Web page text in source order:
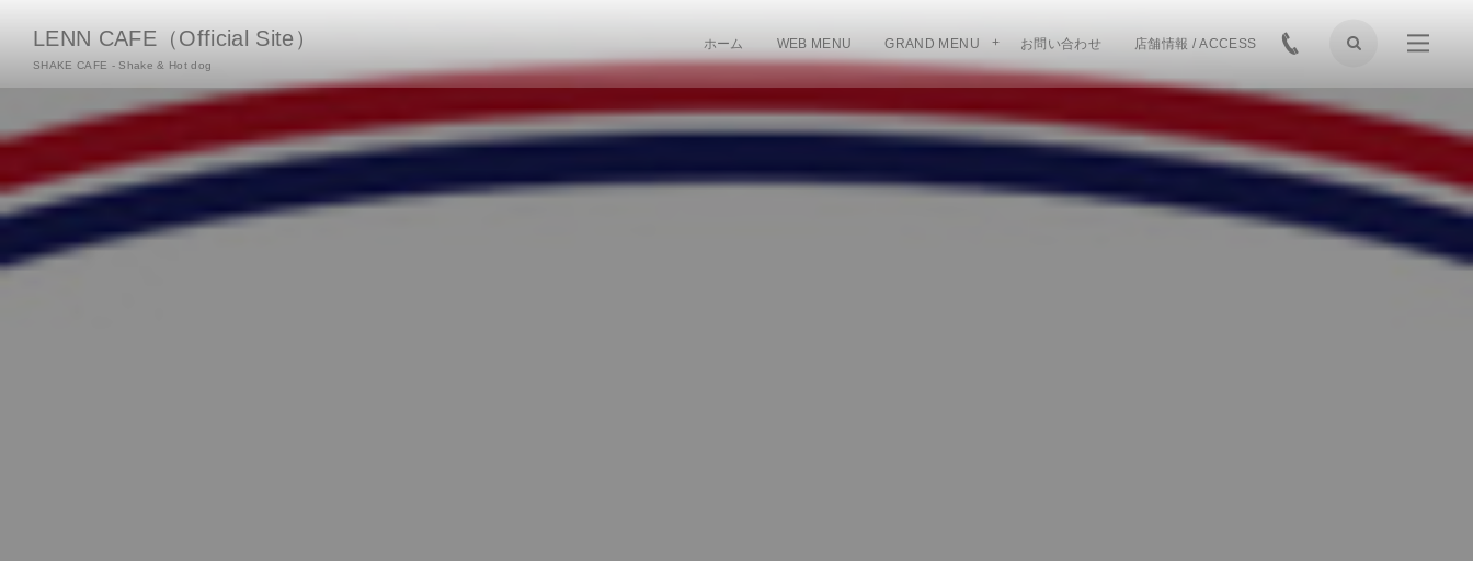
LENN CAFE（Official Site）
SHAKE CAFE - Shake & Hot dog
ホーム WEB MENU GRAND MENU お問い合わせ 店舗情報 / ACCESS